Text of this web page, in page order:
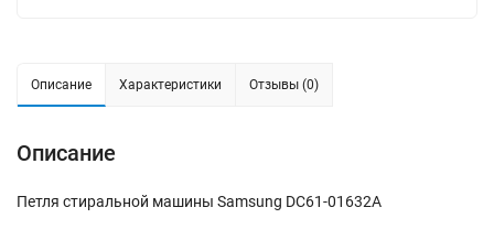
Описание Характеристики Отзывы (0)
Описание
Петля стиральной машины Samsung DC61-01632A